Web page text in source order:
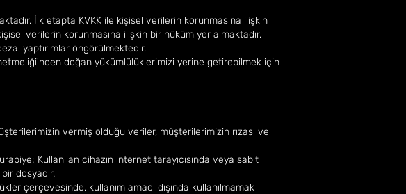
İlk etapta KVKK ile kişisel verilerin korunmasına ilişkin
verilerin korunmasına ilişkin bir hüküm yer almaktadır.
yaptırımlar öngörülmektedir.
doğan yükümlülüklerimizi yerine getirebilmek için
vermiş olduğu veriler, müşterilerimizin rızası ve
Kullanılan cihazın internet tarayıcısında veya sabit
dosyadır.
çerçevesinde, kullanım amacı dışında kullanılmamak